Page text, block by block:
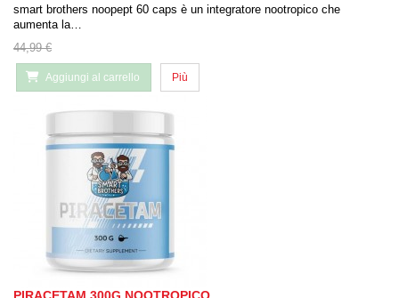
smart brothers noopept 60 caps è un integratore nootropico che
aumenta la…
44,99 €
Aggiungi al carrello Più